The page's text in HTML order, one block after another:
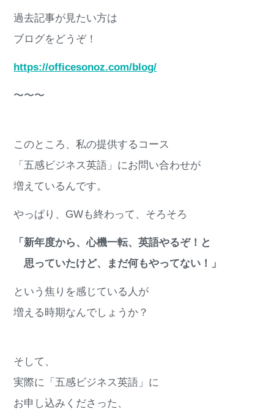
過去記事が見たい方は
ブログをどうぞ！
https://officesonoz.com/blog/
〜〜〜
このところ、私の提供するコース
「五感ビジネス英語」にお問い合わせが
増えているんです。
やっぱり、GWも終わって、そろそろ
「新年度から、心機一転、英語やるぞ！と
思っていたけど、まだ何もやってない！」
という焦りを感じている人が
増える時期なんでしょうか？
そして、
実際に「五感ビジネス英語」に
お申し込みくださった、